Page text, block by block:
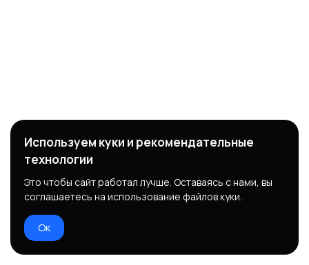
Используем куки и рекомендательные
технологии
Это чтобы сайт работал лучше. Оставаясь с нами, вы
соглашаетесь на использование файлов куки.
Ок